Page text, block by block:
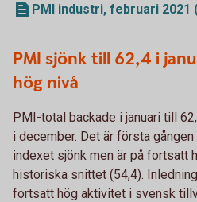
PMI industri, februari 2021
PMI sjönk till 62,4 i
hög nivå
PMI-total backade i januari till
i december. Det är första
indexet sjönk men är på fortsatt
historiska snittet (54,4).
fortsatt hög aktivitet i svensk